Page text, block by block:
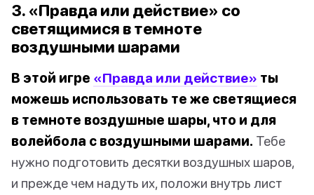
3. «Правда или действие» со
светящимися в темноте
воздушными шарами
В этой игре «Правда или действие» ты
можешь использовать те же светящиеся
в темноте воздушные шары, что и для
волейбола с воздушными шарами. Тебе
нужно подготовить десятки воздушных шаров,
и прежде чем надуть их, положи внутрь лист